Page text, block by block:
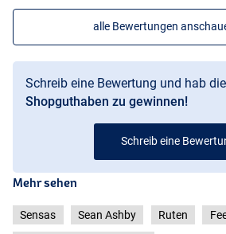
alle Bewertungen
Schreib eine Bewertung und hab
Shopguthaben zu gewinnen!
Schreib eine
Mehr sehen
Sensas Sean Ashby Ruten